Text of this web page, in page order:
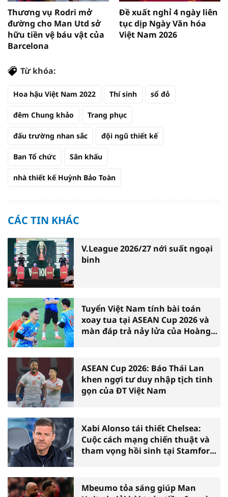
Thương vụ Rodri mở
đường cho Man Utd sở
hữu tiền vệ báu vật của
Barcelona
Đề xuất nghỉ 4 ngày liên
tục dịp Ngày Văn hóa
Việt Nam 2026
Từ khóa:
Hoa hậu Việt Nam 2022 Thí sinh sổ đỏ
đêm Chung khảo Trang phục
đấu trường nhan sắc đội ngũ thiết kế
Ban Tổ chức Sân khấu
nhà thiết kế Huỳnh Bảo Toàn
CÁC TIN KHÁC
V.League 2026/27 nới suất ngoại
binh
Tuyển Việt Nam tính bài toán
xoay tua tại ASEAN Cup 2026 và
màn đáp trả nảy lửa của Hoàng
ASEAN Cup 2026: Báo Thái Lan
khen ngợi tư duy nhập tịch tinh
gọn của ĐT Việt Nam
Xabi Alonso tái thiết Chelsea:
Cuộc cách mạng chiến thuật và
tham vọng hồi sinh tại Stamford
Mbeumo tỏa sáng giúp Man